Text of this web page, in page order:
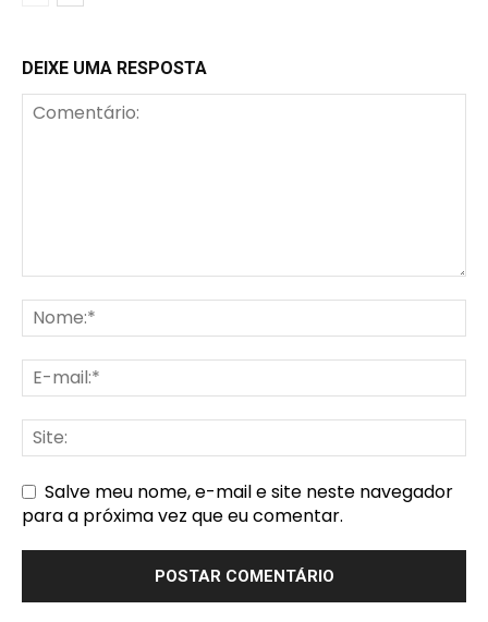
DEIXE UMA RESPOSTA
Salve meu nome, e-mail e site neste navegador
para a próxima vez que eu comentar.